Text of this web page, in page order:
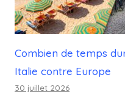
Combien de temps
Italie contre Europe
30 juillet 2026